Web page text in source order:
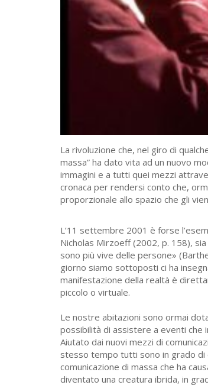
La rivoluzione che, nel giro di
massa” ha dato vita ad un nuovo
immagini e a tutti quei mezzi
cronaca per rendersi conto che,
proporzionale allo spazio che gli
L’11 settembre 2001 è forse
Nicholas Mirzoeff (2002, p. 158),
sono più vive delle persone»
giorno siamo sottoposti ci ha
manifestazione della realtà è
piccolo o virtuale.
Le nostre abitazioni sono ormai
possibilità di assistere a eventi
Aiutato dai nuovi mezzi di
stesso tempo tutti sono in grado di
comunicazione di massa che ha
diventato una creatura ibrida, in